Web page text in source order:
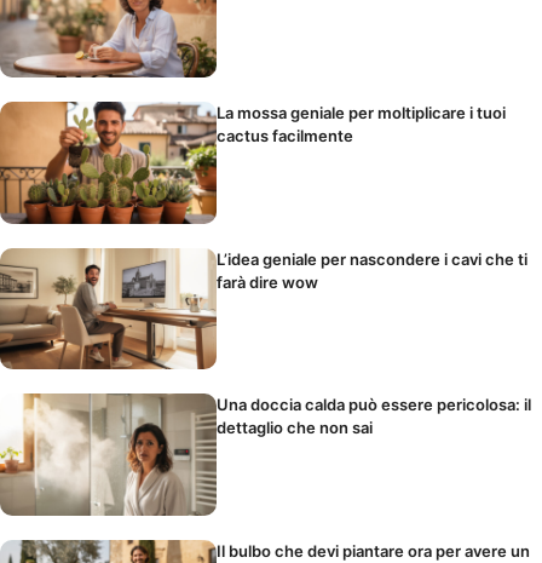
La mossa geniale per moltiplicare i tuoi
cactus facilmente
L’idea geniale per nascondere i cavi che ti
farà dire wow
Una doccia calda può essere pericolosa: il
dettaglio che non sai
Il bulbo che devi piantare ora per avere un